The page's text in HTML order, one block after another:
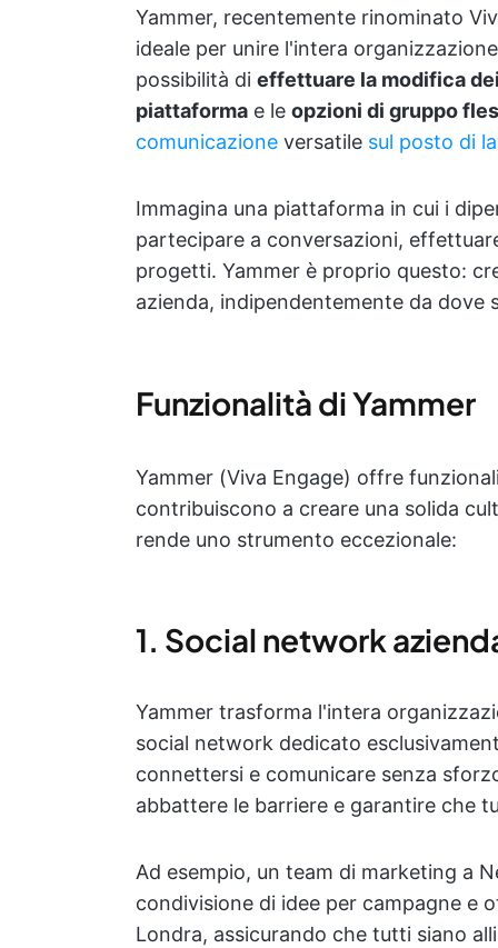
Yammer, recentemente rinominato
ideale per unire l'intera
possibilità di effettuare la modifica
piattaforma e le opzioni di gruppo
comunicazione versatile sul posto di
Immagina una piattaforma in cui i
partecipare a conversazioni,
progetti. Yammer è proprio questo:
azienda, indipendentemente da dove
Funzionalità di Yammer
Yammer (Viva Engage) offre
contribuiscono a creare una solida
rende uno strumento eccezionale:
1. Social network
Yammer trasforma l'intera
social network dedicato
connettersi e comunicare senza
abbattere le barriere e garantire che
Ad esempio, un team di marketing a
condivisione di idee per campagne e
Londra, assicurando che tutti siano